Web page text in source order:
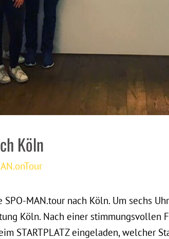
Köln
SPO-MAN.tour nach Köln. Um sechs
Köln. Nach einer stimmungsvollen
STARTPLATZ eingeladen, welcher